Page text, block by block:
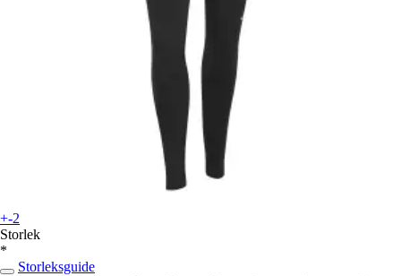
+-2
Storlek
*
Storleksguide